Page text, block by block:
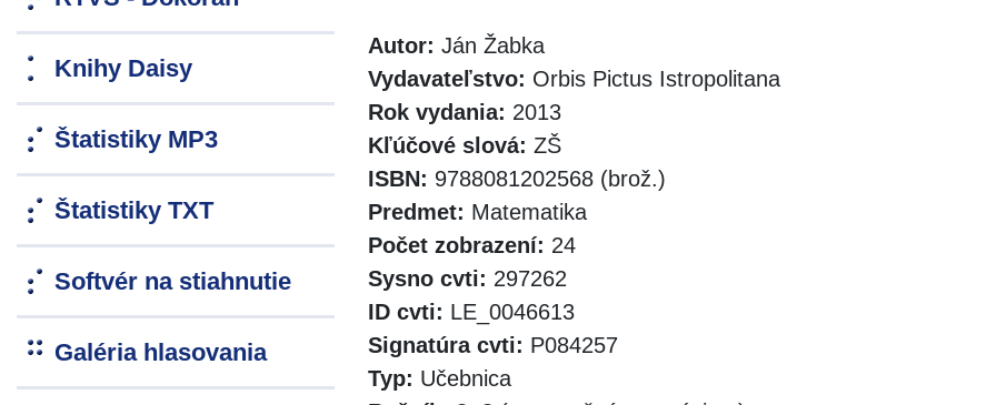
Knihy Daisy
Štatistiky MP3
Štatistiky TXT
Softvér na stiahnutie
Galéria hlasovania
Autor: Ján Žabka
Vydavateľstvo: Orbis Pictus Istropolitana
Rok vydania: 2013
Kľúčové slová: ZŠ
ISBN: 9788081202568 (brož.)
Predmet: Matematika
Počet zobrazení: 24
Sysno cvti: 297262
ID cvti: LE_0046613
Signatúra cvti: P084257
Typ: Učebnica